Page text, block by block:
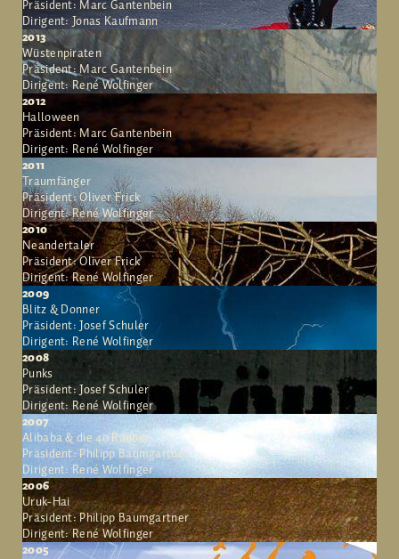
Präsident: Marc Gantenbein
Dirigent: Jonas Kaufmann
2013
Wüstenpiraten
Präsident: Marc Gantenbein
Dirigent: René Wolfinger
2012
Halloween
Präsident: Marc Gantenbein
Dirigent: René Wolfinger
2011
Traumfänger
Präsident: Oliver Frick
Dirigent: René Wolfinger
2010
Neandertaler
Präsident: Oliver Frick
Dirigent: René Wolfinger
2009
Blitz & Donner
Präsident: Josef Schuler
Dirigent: René Wolfinger
2008
Punks
Präsident: Josef Schuler
Dirigent: René Wolfinger
2007
Alibaba & die 40 Räuber
Präsident: Philipp Baumgartner
Dirigent: René Wolfinger
2006
Uruk-Hai
Präsident: Philipp Baumgartner
Dirigent: René Wolfinger
2005